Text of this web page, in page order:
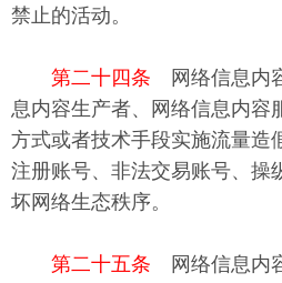
禁止的活动。
第二十四条 网络信息内
息内容生产者、网络信息内容
方式或者技术手段实施流量造
注册账号、非法交易账号、操
坏网络生态秩序。
第二十五条 网络信息内